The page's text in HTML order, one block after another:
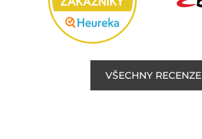
VŠECHNY RECENZE